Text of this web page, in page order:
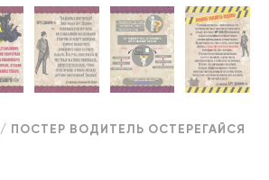
/ ПОСТЕР ВОДИТЕЛЬ ОСТЕРЕГАЙСЯ